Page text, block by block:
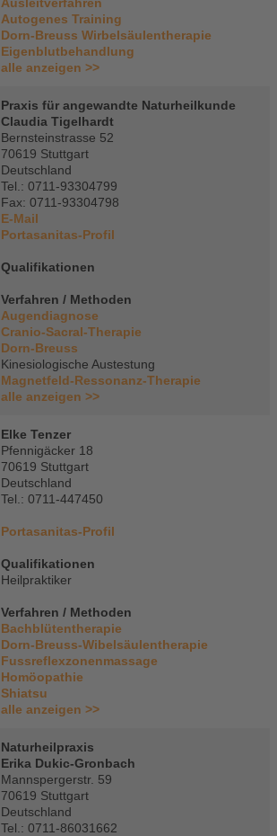
Autogenes Training
Dorn-Breuss Wirbelsäulentherapie
Eigenblutbehandlung
alle anzeigen >>
Praxis für angewandte Naturheilkunde
Claudia Tigelhardt
Bernsteinstrasse 52
70619 Stuttgart
Deutschland
Tel.: 0711-93304799
Fax: 0711-93304798
E-Mail
Portasanitas-Profil
Qualifikationen
Verfahren / Methoden
Augendiagnose
Cranio-Sacral-Therapie
Dorn-Breuss
Kinesiologische Austestung
Magnetfeld-Ressonanz-Therapie
alle anzeigen >>
Elke Tenzer
Pfennigäcker 18
70619 Stuttgart
Deutschland
Tel.: 0711-447450
Portasanitas-Profil
Qualifikationen
Heilpraktiker
Verfahren / Methoden
Bachblütentherapie
Dorn-Breuss-Wibelsäulentherapie
Fussreflexzonenmassage
Homöopathie
Shiatsu
alle anzeigen >>
Naturheilpraxis
Erika Dukic-Gronbach
Mannspergerstr. 59
70619 Stuttgart
Deutschland
Tel.: 0711-86031662